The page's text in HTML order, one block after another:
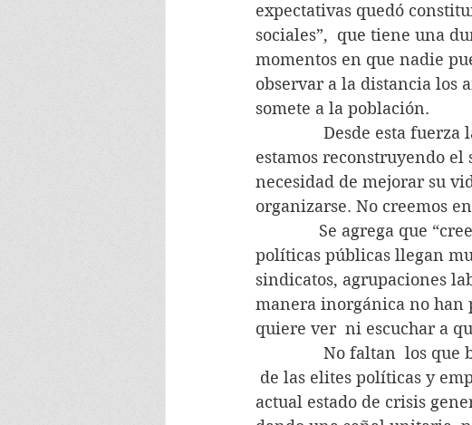
expectativas quedó
sociales”,  que tiene una
momentos en que nadie
observar a la distancia los
somete a la población.
Desde esta fuerza
estamos reconstruyendo
necesidad de mejorar su
organizarse. No creemos
Se agrega que
políticas públicas llegan
sindicatos, agrupaciones
manera inorgánica no han
quiere ver  ni escuchar a
No faltan  los que
de las elites políticas y
actual estado de crisis